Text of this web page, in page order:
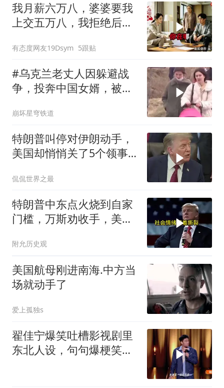
我月薪六万八，婆婆要我
上交五万八，我拒绝后她
离婚
有态度网友19Dsym 5跟贴
#乌克兰老丈人因躲避战
争，投奔中国女婿，被眼
崩坏星穹铁道
特朗普叫停对伊朗动手，
美国却悄悄关了5个领事
侃侃世界之最
特朗普中东点火烧到自家
门槛，万斯劝收手，美国
附允历史观
美国航母刚进南海.中方当
场就动手了
爱上孤独s
翟佳宁爆笑吐槽影视剧里
东北人设，句句爆梗笑点